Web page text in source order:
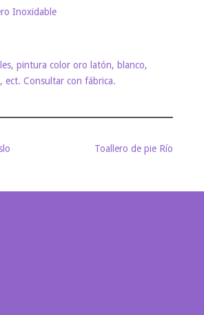
Inoxidable
pintura color oro latón, blanco,
ect. Consultar con fábrica.
Toallero de pie Río